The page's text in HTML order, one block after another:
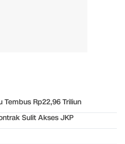
Tembus Rp22,96 Triliun
Sulit Akses JKP